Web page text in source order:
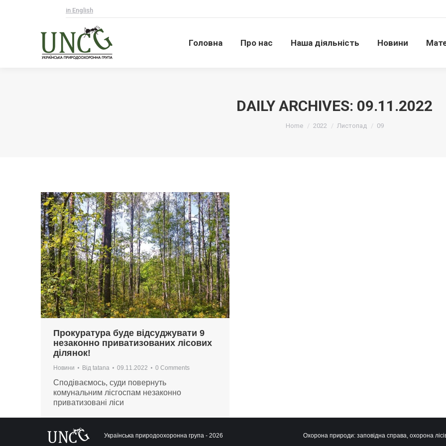
in English
Головна Про нас Наша діяльність Новини
DAILY ARCHIVES: 09.11.2022
Home 2022 Листопад 09
Прокуратура буде відсуджувати 9
незаконно приватизованих лісових
ділянок!
Новини Від tatana 09.11.2022 0 Comments
Сподіваємось, суди повернуть
комунальним лісгоспам незаконно
приватизовані ліси
Українська природоохоронна група - 2026 Охорона природи: заповідна справа, охорона
Головна Про нас Наша діяльність Новини